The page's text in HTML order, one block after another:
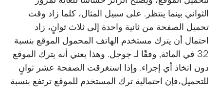
الثواني بينما ينتظر. على سبيل المثال، كلما زاد وقت
تحميل الصفحة من ثانية واحدة إلى ثلاث ثوانٍ، زاد
احتمال أن يترك مستخدم الهاتف المحمول الموقع بنسبة
32 في المائة, وفقًا لـ جوجل. وهذا يعني أنه يترك الموقع
دون اتخاذ أي إجراء. وإذا استغرقت الصفحة عشر ثوانٍ
للتحميل،فإن احتمالية ترك المستخدم للموقع ترتفع بنسبة